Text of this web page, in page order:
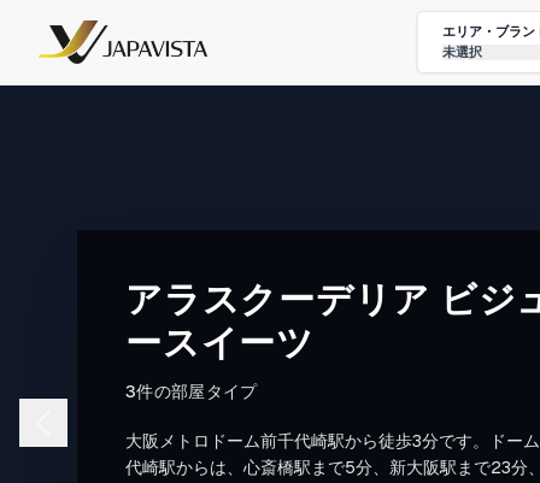
エリア・ブラン
未選択
アラスクーデリア ビジ
ースイーツ
3件の部屋タイプ
大阪メトロドーム前千代崎駅から徒歩3分です。ドー
代崎駅からは、心斎橋駅まで5分、新大阪駅まで23分